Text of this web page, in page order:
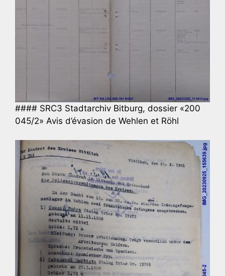
#### SRC3 Stadtarchiv Bitburg, dossier «200
045/2» Avis d’évasion de Wehlen et Röhl